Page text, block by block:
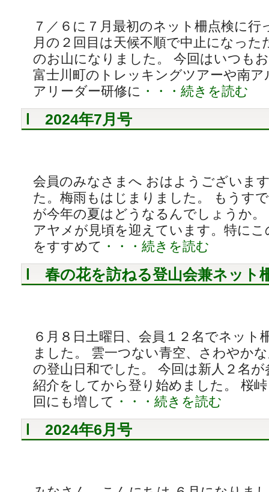
７／６に７月最初のネット柵点検に行
月の２回目は天候不順で中止になっ
のお山になりました。 今回はいつも
富士川町のトレッキングツアーや南
アリーダー研修に ・・・続きを読む
2024年7月号
会員のみなさまへ おはようございま
た。梅雨もはじまりました。 もうす
が今年の夏はどうなるんでしょうか
アヤメが見頃を迎えています。特に
をすすめて ・・・続きを読む
春の花を訪ねる登山会兼ネット
６月８日土曜日、会員１２名でネット
ました。 雲一つない青空、さわやか
の登山日和でした。 今回は新人２名
紹介をしてから登り始めました。 桜
回にも増して ・・・続きを読む
2024年6月号